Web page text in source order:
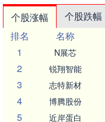
个股涨幅 个股跌幅
排名
名称
1
N展芯
2 锐翔智能
3 志特新材
4 博腾股份
5 近岸蛋白